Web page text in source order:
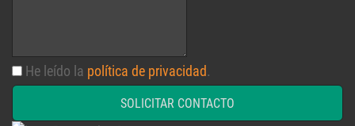
He leído la política de privacidad.
SOLICITAR CONTACTO